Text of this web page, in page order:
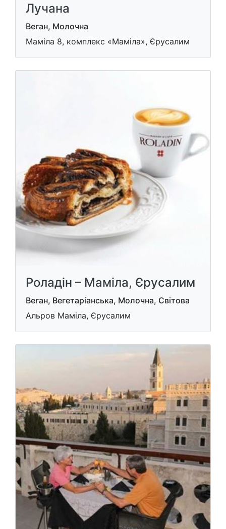
Лучана
Веган, Молочна
Маміла 8, комплекс «Маміла», Єрусалим
Роладін – Маміла, Єрусалим
Веган, Вегетаріанська, Молочна, Світова
Альров Маміла, Єрусалим